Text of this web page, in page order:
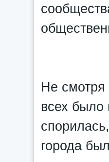
Не смотря
всех было
города